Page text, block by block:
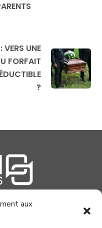
aux
VERS UNE
FORFAIT
?